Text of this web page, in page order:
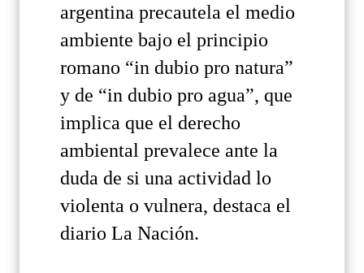
argentina precautela el medio
ambiente bajo el principio
romano “in dubio pro natura”
y de “in dubio pro agua”, que
implica que el derecho
ambiental prevalece ante la
duda de si una actividad lo
violenta o vulnera, destaca el
diario La Nación.